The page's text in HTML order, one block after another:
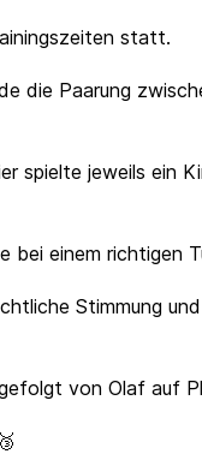
statt.
die Paarung
spielte jeweils ein
einem richtigen
Stimmung
von Olaf auf